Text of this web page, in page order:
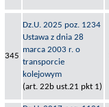
345
Dz.U. 2025 poz. 1234
Ustawa z dnia 28
marca 2003 r. o
transporcie
kolejowym
(art. 22b ust.21 pkt 1)